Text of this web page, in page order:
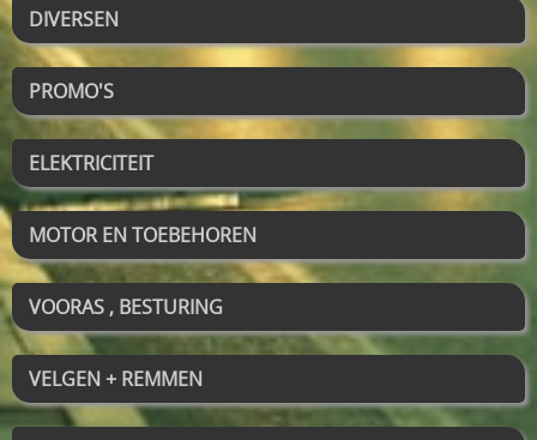
DIVERSEN
PROMO'S
ELEKTRICITEIT
MOTOR EN TOEBEHOREN
VOORAS , BESTURING
VELGEN + REMMEN